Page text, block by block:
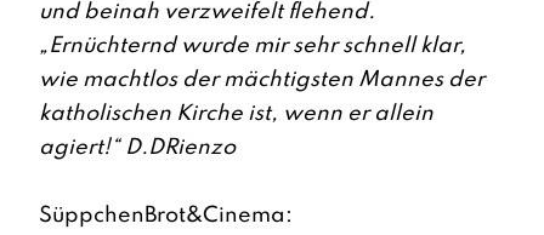
und beinah verzweifelt flehend.
„Ernüchternd wurde mir sehr schnell klar,
wie machtlos der mächtigsten Mannes der
katholischen Kirche ist, wenn er allein
agiert!“ D.DRienzo
SüppchenBrot&Cinema: